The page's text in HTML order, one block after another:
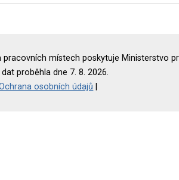
místech poskytuje Ministerstvo
proběhla dne 7. 8. 2026.
osobních údajů